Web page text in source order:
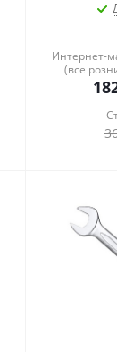
Интернет-
(все